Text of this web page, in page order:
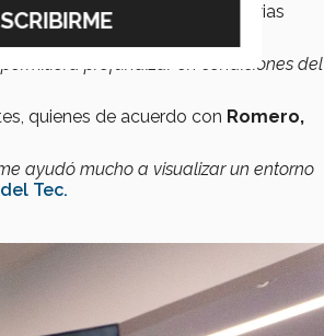
por su relevancia para varias
profundizar en condiciones del
quienes de acuerdo con Romero,
ayudó mucho a visualizar un entorno
Tec.